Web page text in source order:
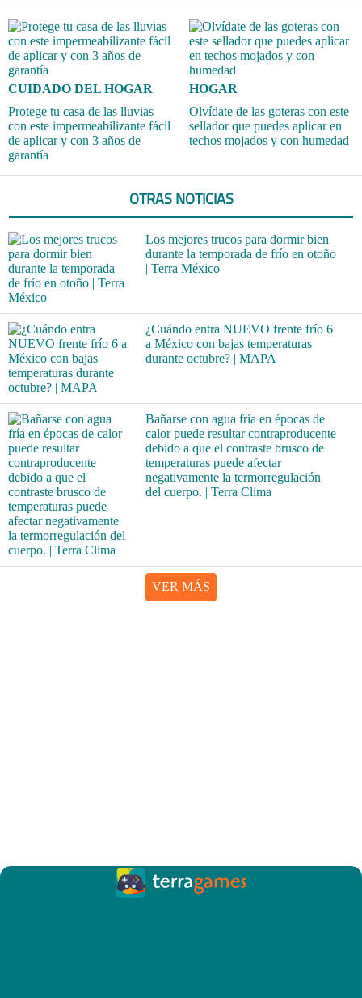
CUIDADO DEL HOGAR
Protege tu casa de las lluvias
con este impermeabilizante fácil
de aplicar y con 3 años de
garantía
HOGAR
Olvídate de las goteras con este
sellador que puedes aplicar en
techos mojados y con humedad
OTRAS NOTICIAS
Los mejores trucos para dormir bien
durante la temporada de frío en otoño
| Terra México
¿Cuándo entra NUEVO frente frío 6
a México con bajas temperaturas
durante octubre? | MAPA
Bañarse con agua fría en épocas de
calor puede resultar contraproducente
debido a que el contraste brusco de
temperaturas puede afectar
negativamente la termorregulación
del cuerpo. | Terra Clima
VER MÁS